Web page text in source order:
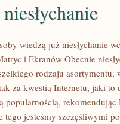
wiedzą już niesłychanie
i Ekranów Obecnie
rodzaju asortymentu,
za kwestią Internetu, jaki to
popularnością,
tego jesteśmy szczęśliwymi